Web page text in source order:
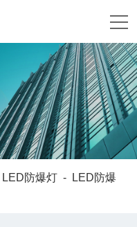
LED防爆灯 -
LED防爆